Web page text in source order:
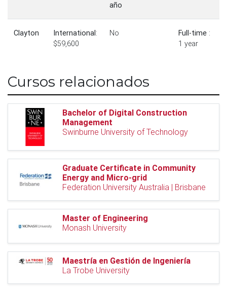
año
Clayton International:
$59,600
No Full-time :
1 year
Cursos relacionados
Bachelor of Digital Construction
Management
Swinburne University of Technology
Graduate Certificate in Community
Energy and Micro-grid
Federation University Australia | Brisbane
Master of Engineering
Monash University
Maestría en Gestión de Ingeniería
La Trobe University